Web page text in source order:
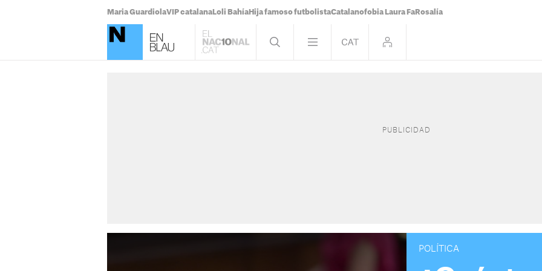
Maria GuardiolaVIP catalana Loli Bahía Hija famoso futbolistaCatalanofobia Laura Fa Rosalía
POLÍTICA